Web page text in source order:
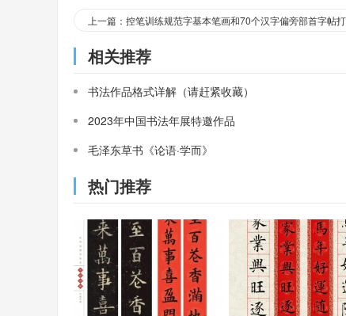
上一篇：控笔训练规范字基本笔画和70个汉字偏旁部首字帖
相关推荐
书法作品格式详解（请赶紧收藏）
2023年中国书法年展特邀作品
毛泽东草书《论语·学而》
热门推荐